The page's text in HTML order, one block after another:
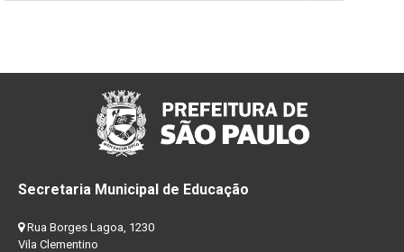
Secretaria Municipal de Educação
Rua Borges Lagoa, 1230
Vila Clementino